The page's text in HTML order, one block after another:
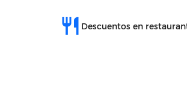
restaurant Descuentos en